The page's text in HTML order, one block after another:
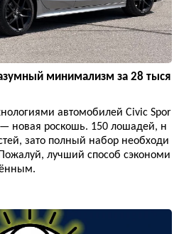
минимализм за 28 тыся
автомобилей Civic Spor
— новая роскошь. 150 лошадей, н
зато полный набор необходи
лучший способ сэкономи